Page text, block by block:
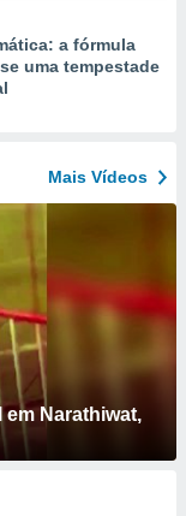
a fórmula
uma tempestade
Mais Vídeos
Narathiwat,